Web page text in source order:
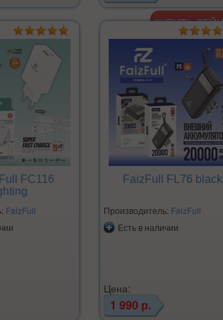
FC116
FaizFull
FaizFull FL76 black
Производитель: FaizFull
Есть в наличии
Цена:
1 990 р.